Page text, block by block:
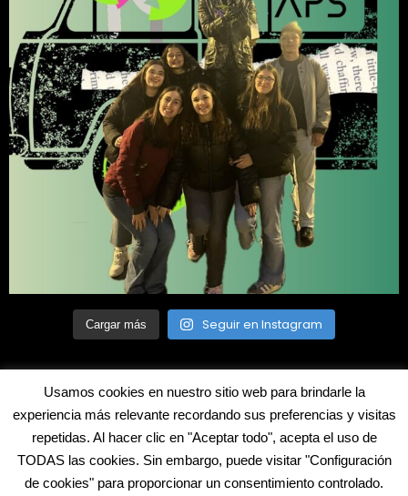
Cargar más Seguir en Instagram
©2022 Blecua. Todos los derechos reservados
Aviso legal Política de cookies Contacto
Usamos cookies en nuestro sitio web para brindarle la
experiencia más relevante recordando sus preferencias y visitas
repetidas. Al hacer clic en "Aceptar todo", acepta el uso de
TODAS las cookies. Sin embargo, puede visitar "Configuración
de cookies" para proporcionar un consentimiento controlado.